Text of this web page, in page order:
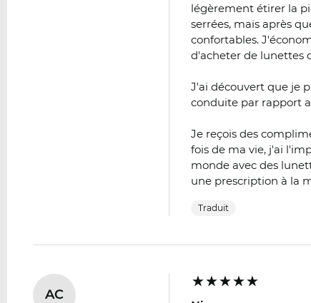
légèrement étirer la
serrées, mais après
confortables.
d'acheter de lunettes
J'ai découvert que je
conduite par rapport
Je reçois des
fois de ma vie, j'ai
monde avec des
une prescription à la
Traduit
AC